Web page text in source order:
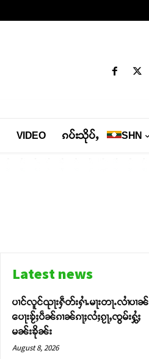
VIDEO ၵပ်းသိုပ်ႇ SHN
Latest news
ပၢင်လူင်ၺႃးႁဵတ်းႁၢႆႉမႃးတႃႉလၢႆပၢၼ် ​​
ပေႃးၶႂ်ႈပဵၼ်ၵၢၼ်ၵႃႈလႆႈၵႂႃႇၸွမ်းႁွႆႈ
မၼ်းၶိုၼ်း
August 8, 2026